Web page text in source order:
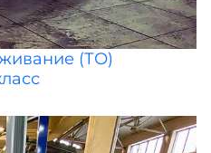
(ТО)